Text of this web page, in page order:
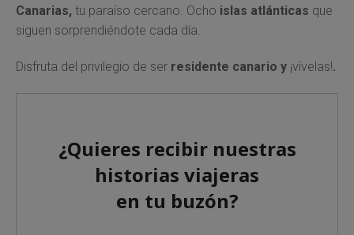
Canarias, tu paraíso cercano. Ocho islas atlánticas que
siguen sorprendiéndote cada día.
Disfruta del privilegio de ser residente canario y ¡vívelas!.